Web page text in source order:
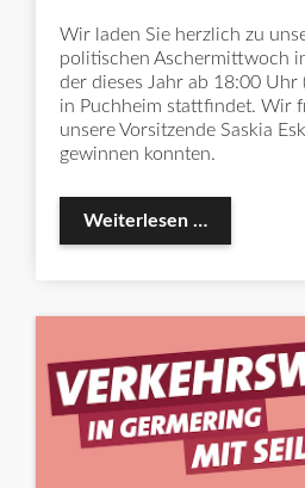
Wir laden Sie herzlich zu
politischen Aschermittwoch
der dieses Jahr ab 18:00 Uhr
in Puchheim stattfindet. Wir
unsere Vorsitzende Saskia
gewinnen konnten.
Weiterlesen …